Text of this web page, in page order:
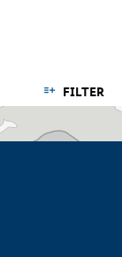
FILTER